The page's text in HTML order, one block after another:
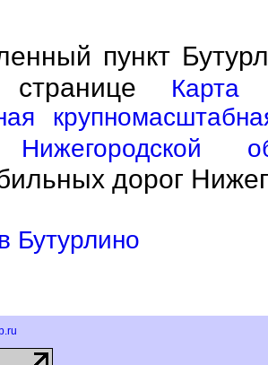
пункт
Карта
дорог
Бутурлино